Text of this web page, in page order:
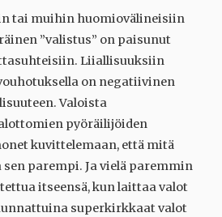
tai muihin huomiovälineisiin
”valistus” on paisunut
Liiallisuuksiin
on negatiivinen
Valoista
pyöräilijöiden
kuvittelemaan, että mitä
parempi. Ja vielä paremmin
itseensä, kun laittaa valot
superkirkkaat valot